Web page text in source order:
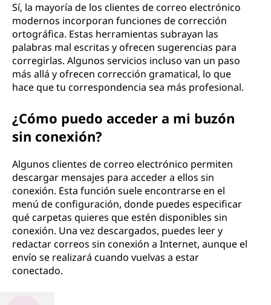
Sí, la mayoría de los clientes de correo electrónico
modernos incorporan funciones de corrección
ortográfica. Estas herramientas subrayan las
palabras mal escritas y ofrecen sugerencias para
corregirlas. Algunos servicios incluso van un paso
más allá y ofrecen corrección gramatical, lo que
hace que tu correspondencia sea más profesional.
¿Cómo puedo acceder a mi buzón
sin conexión?
Algunos clientes de correo electrónico permiten
descargar mensajes para acceder a ellos sin
conexión. Esta función suele encontrarse en el
menú de configuración, donde puedes especificar
qué carpetas quieres que estén disponibles sin
conexión. Una vez descargados, puedes leer y
redactar correos sin conexión a Internet, aunque el
envío se realizará cuando vuelvas a estar
conectado.